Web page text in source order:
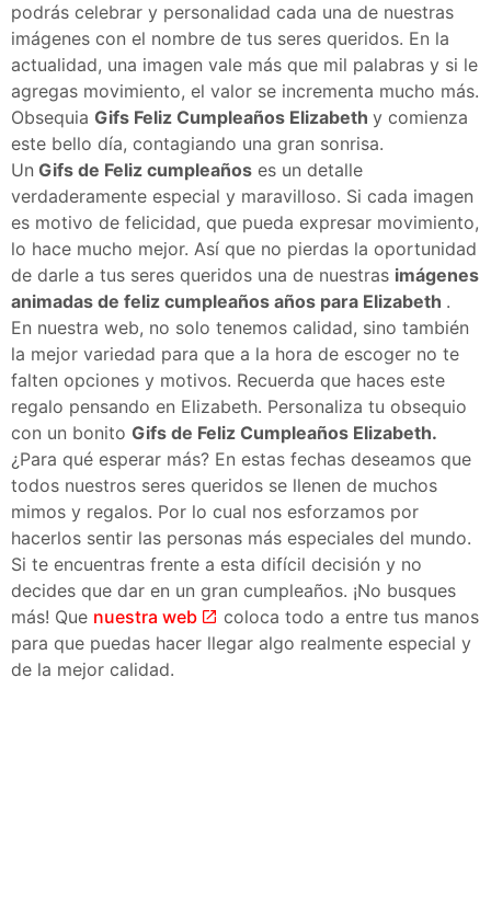
podrás celebrar y personalidad cada una de nuestras
imágenes con el nombre de tus seres queridos. En la
actualidad, una imagen vale más que mil palabras y si le
agregas movimiento, el valor se incrementa mucho más.
Obsequia Gifs Feliz Cumpleaños Elizabeth y comienza
este bello día, contagiando una gran sonrisa.
Un Gifs de Feliz cumpleaños es un detalle
verdaderamente especial y maravilloso. Si cada imagen
es motivo de felicidad, que pueda expresar movimiento,
lo hace mucho mejor. Así que no pierdas la oportunidad
de darle a tus seres queridos una de nuestras imágenes
animadas de feliz cumpleaños años para Elizabeth .
En nuestra web, no solo tenemos calidad, sino también
la mejor variedad para que a la hora de escoger no te
falten opciones y motivos. Recuerda que haces este
regalo pensando en Elizabeth. Personaliza tu obsequio
con un bonito Gifs de Feliz Cumpleaños Elizabeth.
¿Para qué esperar más? En estas fechas deseamos que
todos nuestros seres queridos se llenen de muchos
mimos y regalos. Por lo cual nos esforzamos por
hacerlos sentir las personas más especiales del mundo.
Si te encuentras frente a esta difícil decisión y no
decides que dar en un gran cumpleaños. ¡No busques
más! Que nuestra web
coloca todo a entre tus manos
para que puedas hacer llegar algo realmente especial y
de la mejor calidad.